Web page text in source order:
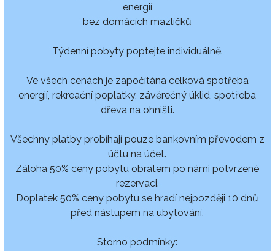
energií
bez domácích mazlíčků
Týdenní pobyty poptejte individuálně.
Ve všech cenách je započítána celková spotřeba
energií, rekreační poplatky, závěrečný úklid, spotřeba
dřeva na ohništi.
Všechny platby probíhají pouze bankovním převodem z
účtu na účet.
Záloha 50% ceny pobytu obratem po námi potvrzené
rezervaci.
Doplatek 50% ceny pobytu se hradí nejpozději 10 dnů
před nástupem na ubytování.
Storno podmínky: